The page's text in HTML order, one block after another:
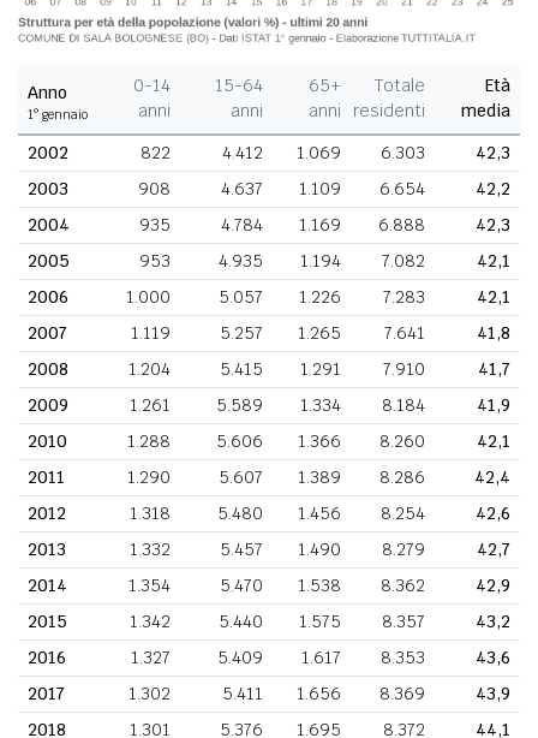
Anno
1° gennaio
0-14
anni
15-64
anni
65+
anni
Totale
residenti
Età
media
2002
822 4.412 1.069 6.303
42,3
2003
908 4.637 1.109 6.654
42,2
2004
935 4.784 1.169 6.888
42,3
2005
953 4.935 1.194 7.082
42,1
2006
1.000 5.057 1.226 7.283
42,1
2007
1.119 5.257 1.265 7.641
41,8
2008
1.204 5.415 1.291 7.910
41,7
2009
1.261 5.589 1.334 8.184
41,9
2010
1.288 5.606 1.366 8.260
42,1
2011
1.290 5.607 1.389 8.286
42,4
2012
1.318 5.480 1.456 8.254
42,6
2013
1.332 5.457 1.490 8.279
42,7
2014
1.354 5.470 1.538 8.362
42,9
2015
1.342 5.440 1.575 8.357
43,2
2016
1.327 5.409 1.617 8.353
43,6
2017
1.302 5.411 1.656 8.369
43,9
2018
1.301 5.376 1.695 8.372
44,1